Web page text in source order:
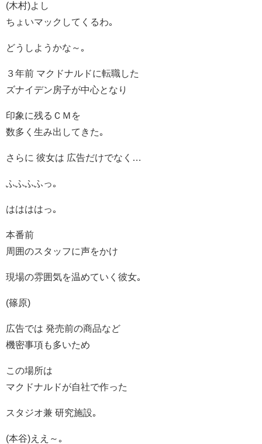
(木村)よし
ちょいマックしてくるわ｡
どうしようかな～｡
３年前 マクドナルドに転職した
ズナイデン房子が中心となり
印象に残るＣＭを
数多く生み出してきた｡
さらに 彼女は 広告だけでなく…
ふふふふっ｡
ははははっ｡
本番前
周囲のスタッフに声をかけ
現場の雰囲気を温めていく彼女｡
(篠原)
広告では 発売前の商品など
機密事項も多いため
この場所は
マクドナルドが自社で作った
スタジオ兼 研究施設｡
(本谷)ええ～｡